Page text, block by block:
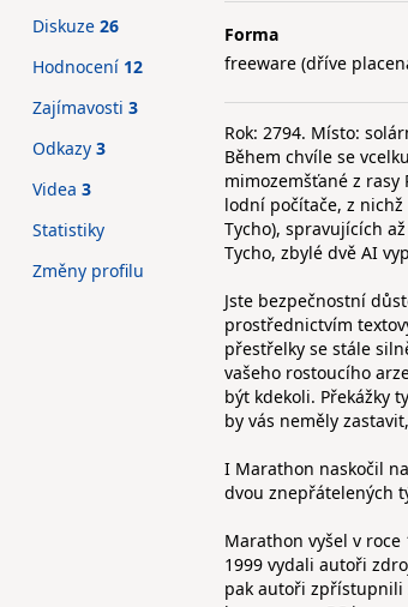
Forma
freeware (dříve
Rok: 2794. Místo:
Během chvíle se
mimozemšťané z
lodní počítače, z
Tycho), spravujících
Tycho, zbylé dvě AI
Jste bezpečnostní
prostřednictvím
přestřelky se stále
vašeho rostoucího
být kdekoli. Překážky
by vás neměly
I Marathon naskočil
dvou znepřátelených
Marathon vyšel v
1999 vydali autoři
pak autoři zpřístupnili
Diskuze 26
Hodnocení 12
Zajímavosti 3
Odkazy 3
Videa 3
Statistiky
Změny profilu